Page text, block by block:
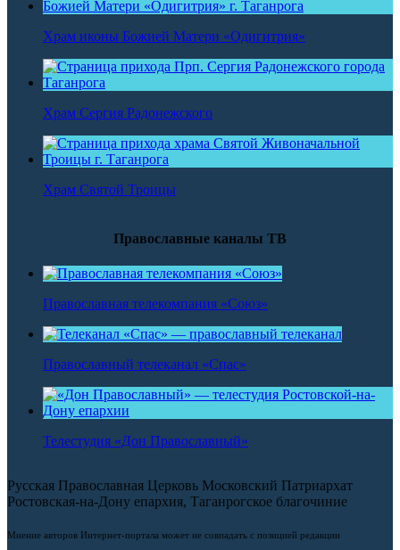
Храм иконы Божией Матери «Одигитрия»
Храм Сергия Радонежского
Храм Святой Троицы
Православные каналы ТВ
Православная телекомпания «Союз»
Православный телеканал «Спас»
Телестудия «Дон Православный»
Русская Православная Церковь Московский Патриархат
Ростовская-на-Дону епархия, Таганрогское благочиние
Мнение авторов Интернет-портала может не совпадать с позицией редакции